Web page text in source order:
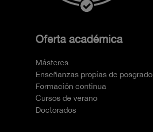
Oferta académica
Másteres
Enseñanzas propias de posgrado
Formación continua
Cursos de verano
Doctorados